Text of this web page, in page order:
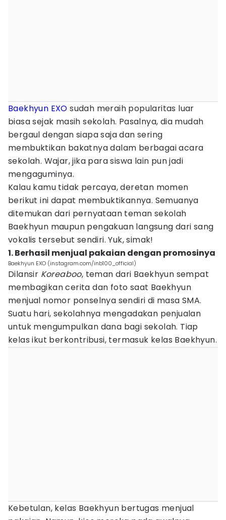
Baekhyun EXO sudah meraih popularitas luar
biasa sejak masih sekolah. Pasalnya, dia mudah
bergaul dengan siapa saja dan sering
membuktikan bakatnya dalam berbagai acara
sekolah. Wajar, jika para siswa lain pun jadi
mengaguminya.
Kalau kamu tidak percaya, deretan momen
berikut ini dapat membuktikannya. Semuanya
ditemukan dari pernyataan teman sekolah
Baekhyun maupun pengakuan langsung dari sang
vokalis tersebut sendiri. Yuk, simak!
1. Berhasil menjual pakaian dengan promosinya
Baekhyun EXO (instagram.com/inb100_official)
Dilansir Koreaboo, teman dari Baekhyun sempat
membagikan cerita dan foto saat Baekhyun
menjual nomor ponselnya sendiri di masa SMA.
Suatu hari, sekolahnya mengadakan penjualan
untuk mengumpulkan dana bagi sekolah. Tiap
kelas ikut berkontribusi, termasuk kelas Baekhyun.
Kebetulan, kelas Baekhyun bertugas menjual